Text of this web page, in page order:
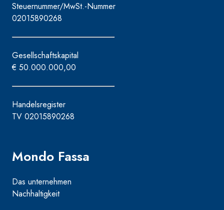
Steuernummer/MwSt.-Nummer
02015890268
Gesellschaftskapital
€ 50.000.000,00
Handelsregister
TV 02015890268
Mondo Fassa
Das unternehmen
Nachhaltigkeit